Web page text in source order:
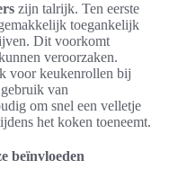
zijn talrijk. Ten eerste
toegankelijk
Dit voorkomt
veroorzaken.
voor keukenrollen bij
van
om snel een velletje
het koken toeneemt.
beïnvloeden